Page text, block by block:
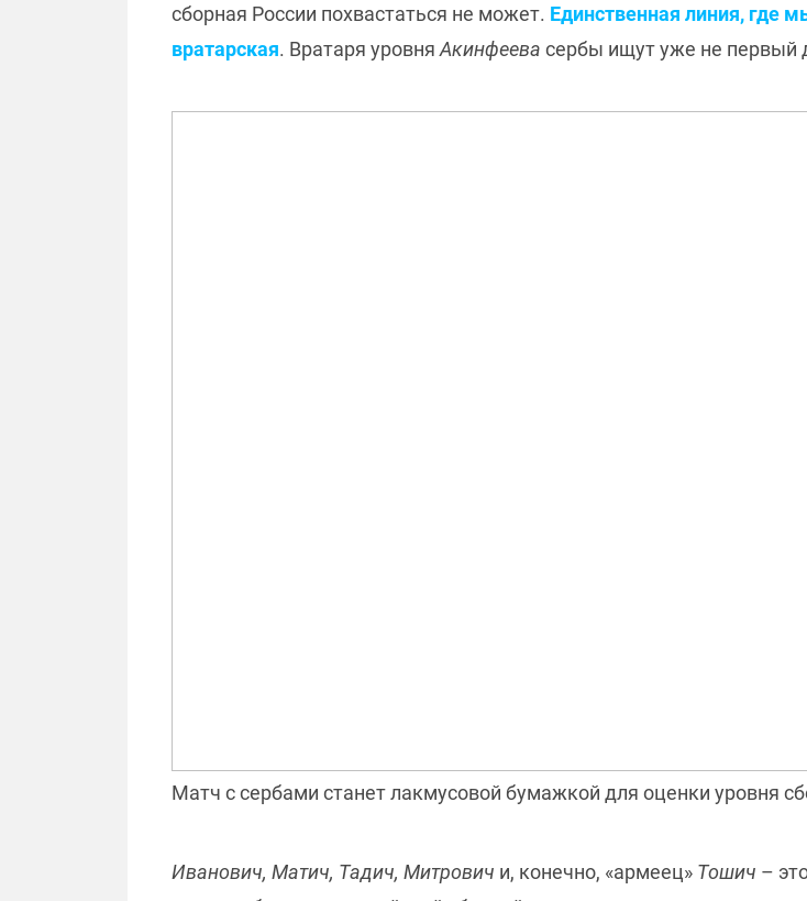
сборная России похвастаться не может. Единственная линия, где
вратарская. Вратаря уровня Акинфеева сербы ищут уже не первый
Матч с сербами станет лакмусовой бумажкой для оценки уровня
Иванович, Матич, Тадич, Митрович и, конечно, «армеец» Тошич –